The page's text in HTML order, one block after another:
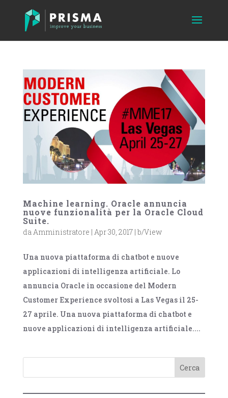
Machine learning. Oracle annuncia
nuove funzionalità per la Oracle Cloud
Suite.
daAmministratore | Apr 30, 2017| b/View
Una nuova piattaforma di chatbot e nuove
applicazioni di intelligenza artificiale. Lo
annuncia Oracle in occasione del Modern
Customer Experience svoltosi a Las Vegas il 25-
27 aprile. Una nuova piattaforma di chatbot e
nuove applicazioni di intelligenza artificiale....